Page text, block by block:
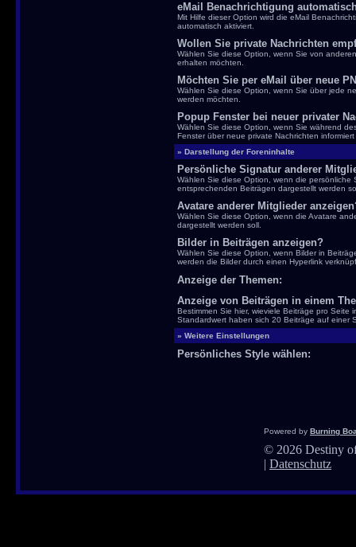
eMail Benachrichtigung
Mit Hilfe dieser Option wird die eMail
automatisch aktiviert.
Wollen Sie private Nachrichten
Wählen Sie diese Option, wenn Sie von
erhalten möchten.
Möchten Sie per eMail über neue
Wählen Sie diese Option, wenn Sie über jede
werden möchten.
Popup Fenster bei neuer privater
Wählen Sie diese Option, wenn Sie während
Fenster über neue private Nachrichten
» Darstellung der Foreninhalte
Persönliche Signatur anderer
Wählen Sie diese Option, wenn die persönliche
entsprechenden Beiträgen dargestellt werden
Avatare anderer Mitglieder
Wählen Sie diese Option, wenn die Avatare
dargestellt werden soll.
Bilder in Beiträgen anzeigen?
Wählen Sie diese Option, wenn Bilder in
werden die Bilder durch einen Hyperlink
Anzeige der Themen:
Anzeige von Beiträgen in einem
Bestimmen Sie hier, wieviele Beiträge pro Seite
Standardwert haben sich 20 Beiträge auf einer
» Weitere Einstellungen
Persönliches Style wählen:
Powered by Burning
© 2026 Destiny
| Datenschutz